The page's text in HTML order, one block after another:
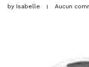
by Isabelle Aucun